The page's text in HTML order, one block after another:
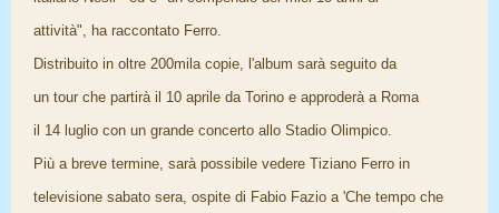
attività", ha raccontato Ferro.
Distribuito in oltre 200mila copie, l'album sarà seguito da
un tour che partirà il 10 aprile da Torino e approderà a Roma
il 14 luglio con un grande concerto allo Stadio Olimpico.
Più a breve termine, sarà possibile vedere Tiziano Ferro in
televisione sabato sera, ospite di Fabio Fazio a 'Che tempo che